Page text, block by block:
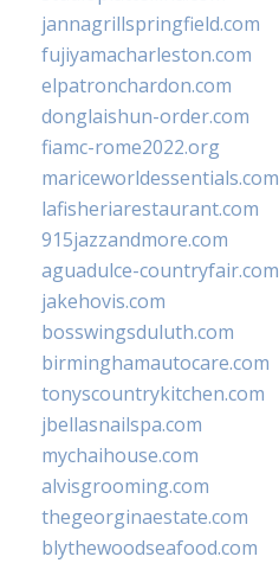
jannagrillspringfield.com
fujiyamacharleston.com
elpatronchardon.com
donglaishun-order.com
fiamc-rome2022.org
mariceworldessentials.com
lafisheriarestaurant.com
915jazzandmore.com
aguadulce-countryfair.com
jakehovis.com
bosswingsduluth.com
birminghamautocare.com
tonyscountrykitchen.com
jbellasnailspa.com
mychaihouse.com
alvisgrooming.com
thegeorginaestate.com
blythewoodseafood.com